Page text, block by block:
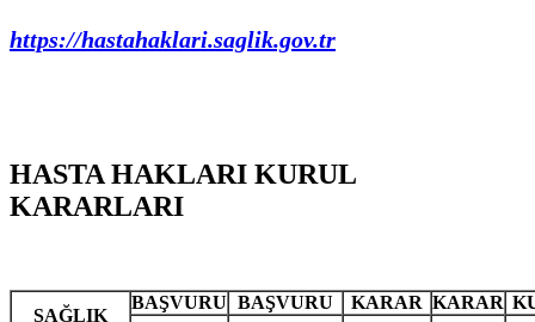
https://hastahaklari.saglik.gov.tr
HASTA HAKLARI KURUL
KARARLARI
SAĞLIK
BAŞVURU BAŞVURU KARAR KARAR